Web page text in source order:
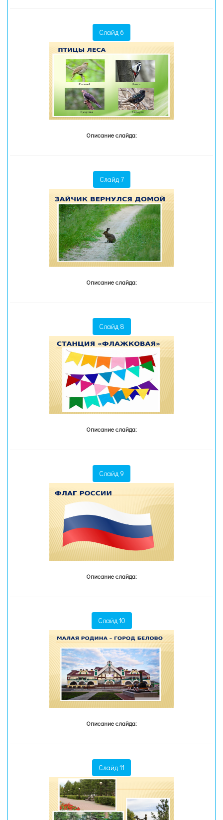
Слайд 6
Описание слайда:
Слайд 7
Описание слайда:
Слайд 8
Описание слайда:
Слайд 9
Описание слайда:
Слайд 10
Описание слайда:
Слайд 11